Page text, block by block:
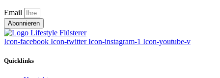
Email
Abonnieren
Icon-facebook Icon-twitter Icon-instagram-1 Icon-youtube-v
Quicklinks